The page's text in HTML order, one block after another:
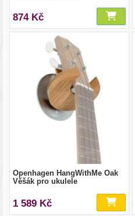
874 Kč
Openhagen HangWithMe Oak
Věšák pro ukulele
1 589 Kč